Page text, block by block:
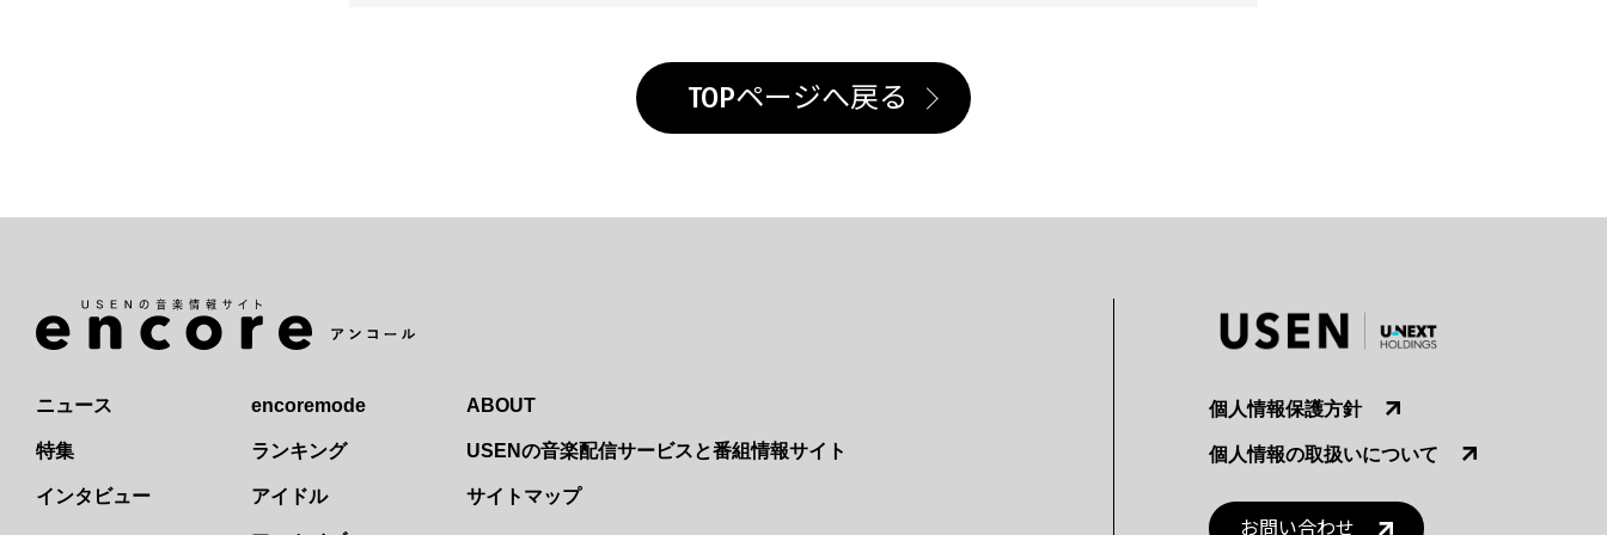
TOPページへ戻る
ニュース
特集
インタビュー
encoremode
ランキング
アイドル
ABOUT
USENの音楽配信サービスと番組情報サイト
サイトマップ
個人情報保護方針
個人情報の取扱いについて
お問い合わせ